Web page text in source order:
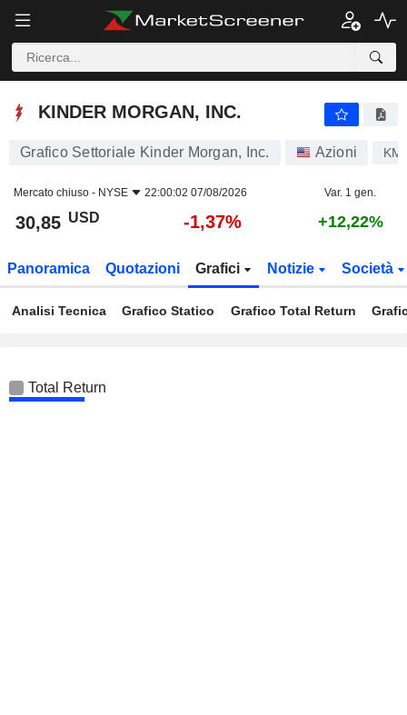
KINDER MORGAN, INC.
KINDER MORGAN, INC.
Grafico Settoriale Kinder Morgan, Inc. Azioni KMI
Mercato chiuso - NYSE 22:00:02 07/08/2026 Var. 1 gen.
30,85 USD -1,37% +12,22%
Panoramica Quotazioni Grafici Notizie Società
Analisi Tecnica Grafico Statico Grafico Total Return
Total Return